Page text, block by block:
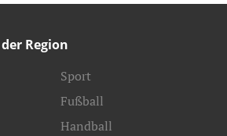
Region
Sport
Fußball
Handball